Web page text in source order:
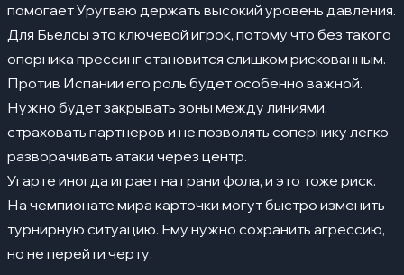
помогает Уругваю держать высокий уровень давления.
Для Бьелсы это ключевой игрок, потому что без такого
опорника прессинг становится слишком рискованным.
Против Испании его роль будет особенно важной.
Нужно будет закрывать зоны между линиями,
страховать партнеров и не позволять сопернику легко
разворачивать атаки через центр.
Угарте иногда играет на грани фола, и это тоже риск.
На чемпионате мира карточки могут быстро изменить
турнирную ситуацию. Ему нужно сохранить агрессию,
но не перейти черту.